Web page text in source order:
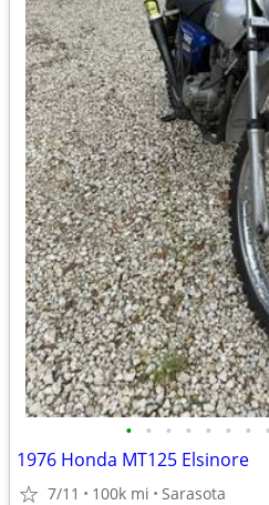
• • • • • • • •
1976 Honda MT125 Elsinore
7/11 100k mi Sarasota